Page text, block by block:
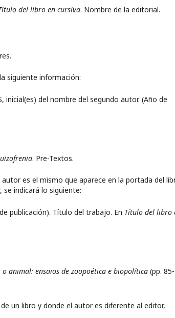
del libro en cursiva. Nombre de la editorial.
siguiente información:
inicial(es) del nombre del segundo autor. (Año de
. Pre-Textos.
es el mismo que aparece en la portada del
indicará lo siguiente:
publicación). Título del trabajo. En Título del libro
o animal: ensaios de zoopoética e biopolítica (pp. 85-
un libro y donde el autor es diferente al editor,